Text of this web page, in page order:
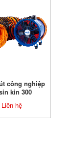
công nghiệp
kin 300
Liên hệ